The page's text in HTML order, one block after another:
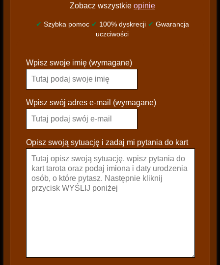
Zobacz wszystkie opinie
✔ Szybka pomoc ✔ 100% dyskrecji ✔ Gwarancja
uczciwości
l
a
s
e
a
e
Wpisz swoje imię (wymagane)
Wpisz swój adres e-mail (wymagane)
Opisz swoją sytuację i zadaj mi pytania do kart